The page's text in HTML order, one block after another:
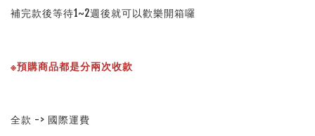
補完款後等待1~2週後就可以歡樂開箱囉
※預購商品都是分兩次收款
全款 -> 國際運費